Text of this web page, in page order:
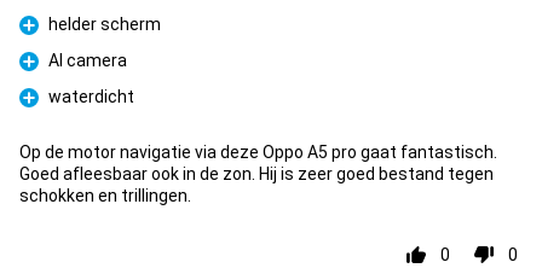
Pro
helder scherm
Pro
AI camera
Pro
waterdicht
Op de motor navigatie via deze Oppo A5 pro gaat fantastisch.
Goed afleesbaar ook in de zon. Hij is zeer goed bestand tegen
schokken en trillingen.
0 0